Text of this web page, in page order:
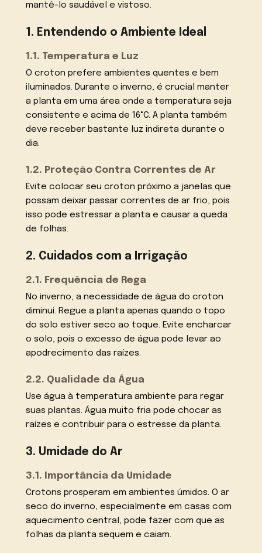
mantê-lo saudável e vistoso.
1. Entendendo o Ambiente Ideal
1.1. Temperatura e Luz
O croton prefere ambientes quentes e bem
iluminados. Durante o inverno, é crucial manter
a planta em uma área onde a temperatura seja
consistente e acima de 16°C. A planta também
deve receber bastante luz indireta durante o
dia.
1.2. Proteção Contra Correntes de Ar
Evite colocar seu croton próximo a janelas que
possam deixar passar correntes de ar frio, pois
isso pode estressar a planta e causar a queda
de folhas.
2. Cuidados com a Irrigação
2.1. Frequência de Rega
No inverno, a necessidade de água do croton
diminui. Regue a planta apenas quando o topo
do solo estiver seco ao toque. Evite encharcar
o solo, pois o excesso de água pode levar ao
apodrecimento das raízes.
2.2. Qualidade da Água
Use água à temperatura ambiente para regar
suas plantas. Água muito fria pode chocar as
raízes e contribuir para o estresse da planta.
3. Umidade do Ar
3.1. Importância da Umidade
Crotons prosperam em ambientes úmidos. O ar
seco do inverno, especialmente em casas com
aquecimento central, pode fazer com que as
folhas da planta sequem e caiam.